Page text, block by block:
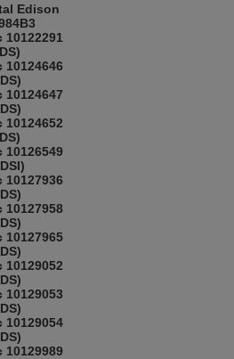
Edison
10122291
10124646
10124647
10124652
10126549
10127936
10127958
10127965
10129052
10129053
10129054
10129989